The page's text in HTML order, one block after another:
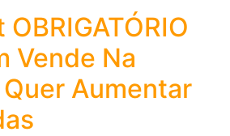
Vende Na
Aumentar